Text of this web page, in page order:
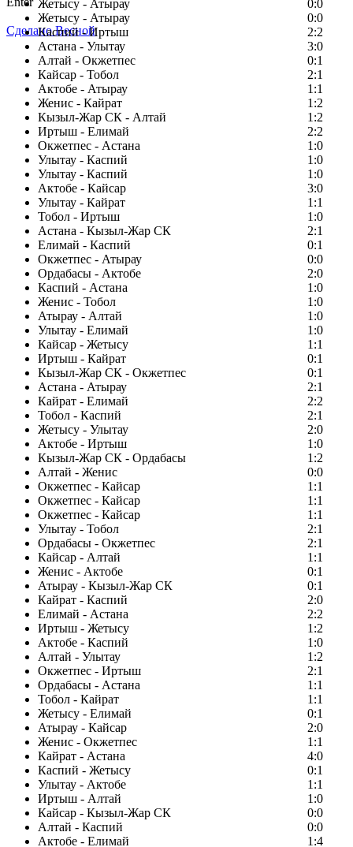
Жетысу - Атырау
0:0
Жетысу - Атырау
0:0
Каспий - Иртыш
2:2
Астана - Улытау
3:0
Алтай - Окжетпес
0:1
Кайсар - Тобол
2:1
Актобе - Атырау
1:1
Женис - Кайрат
1:2
Кызыл-Жар СК - Алтай
1:2
Иртыш - Елимай
2:2
Окжетпес - Астана
1:0
Улытау - Каспий
1:0
Улытау - Каспий
1:0
Актобе - Кайсар
3:0
Улытау - Кайрат
1:1
Тобол - Иртыш
1:0
Астана - Кызыл-Жар СК
2:1
Елимай - Каспий
0:1
Окжетпес - Атырау
0:0
Ордабасы - Актобе
2:0
Каспий - Астана
1:0
Женис - Тобол
1:0
Атырау - Алтай
1:0
Улытау - Елимай
1:0
Кайсар - Жетысу
1:1
Иртыш - Кайрат
0:1
Кызыл-Жар СК - Окжетпес
0:1
Астана - Атырау
2:1
Кайрат - Елимай
2:2
Тобол - Каспий
2:1
Жетысу - Улытау
2:0
Актобе - Иртыш
1:0
Кызыл-Жар СК - Ордабасы
1:2
Алтай - Женис
0:0
Окжетпес - Кайсар
1:1
Окжетпес - Кайсар
1:1
Окжетпес - Кайсар
1:1
Улытау - Тобол
2:1
Ордабасы - Окжетпес
2:1
Кайсар - Алтай
1:1
Женис - Актобе
0:1
Атырау - Кызыл-Жар СК
0:1
Кайрат - Каспий
2:0
Елимай - Астана
2:2
Иртыш - Жетысу
1:2
Актобе - Каспий
1:0
Алтай - Улытау
1:2
Окжетпес - Иртыш
2:1
Ордабасы - Астана
1:1
Тобол - Кайрат
1:1
Жетысу - Елимай
0:1
Атырау - Кайсар
2:0
Женис - Окжетпес
1:1
Кайрат - Астана
4:0
Каспий - Жетысу
0:1
Улытау - Актобе
1:1
Иртыш - Алтай
1:0
Кайсар - Кызыл-Жар СК
0:0
Алтай - Каспий
0:0
Актобе - Елимай
1:4
Сделано Весной